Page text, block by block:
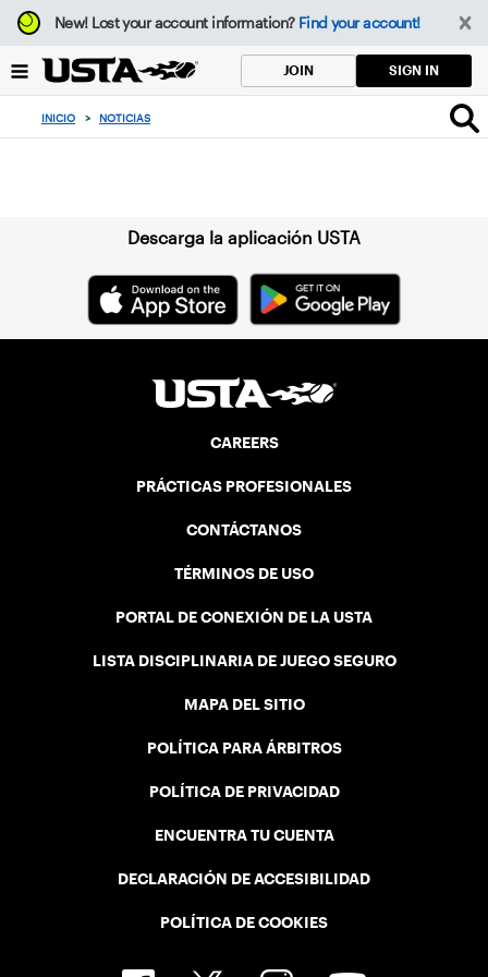
Enfoque
desde
botón
volver
New!Lost your account information? Find your account!
JOIN SIGN IN
INICIO > NOTICIAS
Descarga la aplicación USTA
CAREERS
PRÁCTICAS PROFESIONALES
CONTÁCTANOS
TÉRMINOS DE USO
PORTAL DE CONEXIÓN DE LA USTA
LISTA DISCIPLINARIA DE JUEGO SEGURO
MAPA DEL SITIO
POLÍTICA PARA ÁRBITROS
POLÍTICA DE PRIVACIDAD
ENCUENTRA TU CUENTA
DECLARACIÓN DE ACCESIBILIDAD
POLÍTICA DE COOKIES